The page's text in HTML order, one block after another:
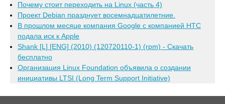
Почему стоит переходить на Linux (часть 4)
Проект Debian празднует восемнадцатилетние.
В прошлом месяце компания Google c компанией HTC
подала иск к Apple
Shank [L] [ENG] (2010) (120720110-1) (rpm) - Скачать
бесплатно
Организация Linux Foundation объявила о создании
инициативы LTSI (Long Term Support Initiative)